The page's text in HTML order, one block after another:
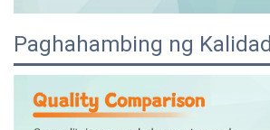
Paghahambing ng Kalidad